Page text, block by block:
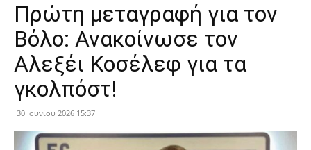
Πρώτη μεταγραφή για τον
Βόλο: Ανακοίνωσε τον
Αλεξέι Κοσέλεφ για τα
γκολπόστ!
30 Ιουνίου 2026 15:37